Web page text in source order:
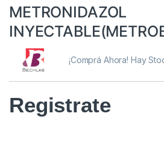
METRONIDAZOL
¡Comprá Ahora! Hay
Registrate